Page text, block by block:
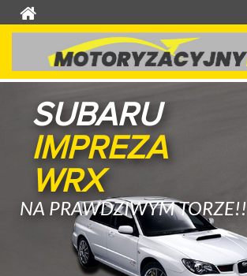
SUBARU
IMPREZA
WRX
NA PRAWDZIWYM TORZE!!